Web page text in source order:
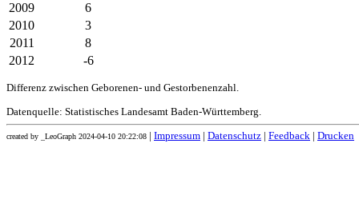
2009
6
2010
3
2011
8
2012
-6
Differenz zwischen Geborenen- und Gestorbenenzahl.
Datenquelle: Statistisches Landesamt Baden-Württemberg.
created by _LeoGraph 2024-04-10 20:22:08 Impressum Datenschutz Feedback Drucken